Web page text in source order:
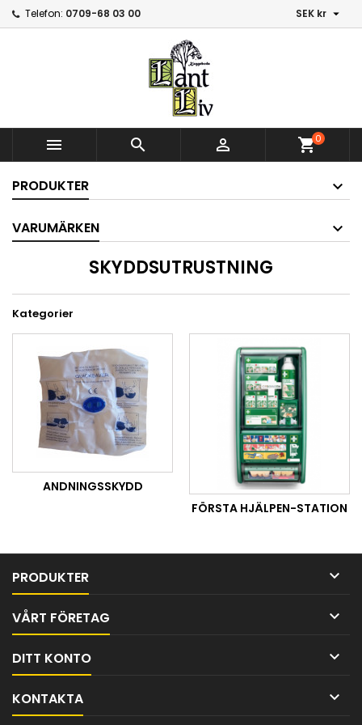
Telefon: 0709-68 03 00 SEK kr 
   shopping_cart0
PRODUKTER
VARUMÄRKEN
SKYDDSUTRUSTNING
Kategorier
ANDNINGSSKYDD
FÖRSTA HJÄLPEN-STATION
PRODUKTER 
VÅRT FÖRETAG 
DITT KONTO 
KONTAKTA 